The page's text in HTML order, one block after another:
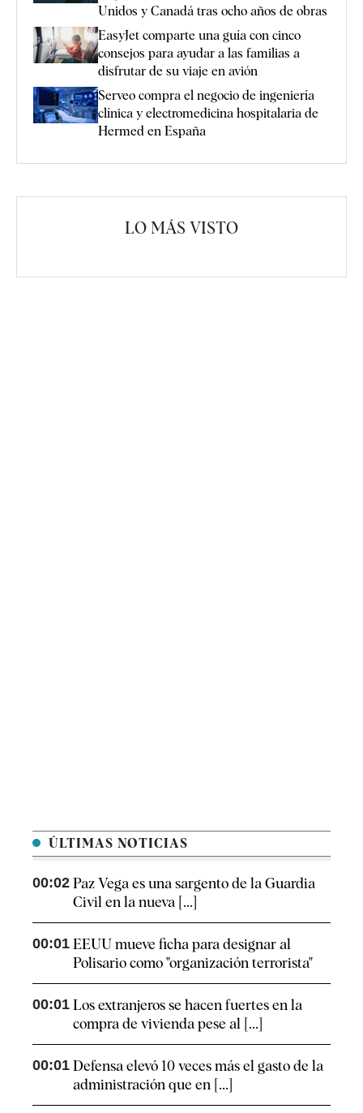
Unidos y Canadá tras ocho años de obras
EasyJet comparte una guía con cinco
consejos para ayudar a las familias a
disfrutar de su viaje en avión
Serveo compra el negocio de ingeniería
clínica y electromedicina hospitalaria de
Hermed en España
LO MÁS VISTO
ÚLTIMAS NOTICIAS
00:02 Paz Vega es una sargento de la Guardia
Civil en la nueva [...]
00:01 EEUU mueve ficha para designar al
Polisario como "organización terrorista"
00:01 Los extranjeros se hacen fuertes en la
compra de vivienda pese al [...]
00:01 Defensa elevó 10 veces más el gasto de la
administración que en [...]